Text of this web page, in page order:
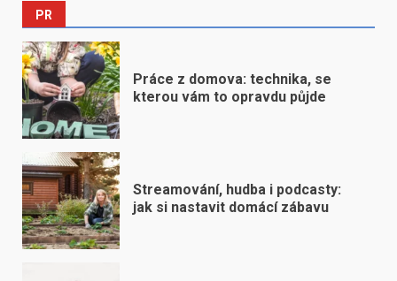
PR
Práce z domova: technika, se
kterou vám to opravdu půjde
Streamování, hudba i podcasty:
jak si nastavit domácí zábavu